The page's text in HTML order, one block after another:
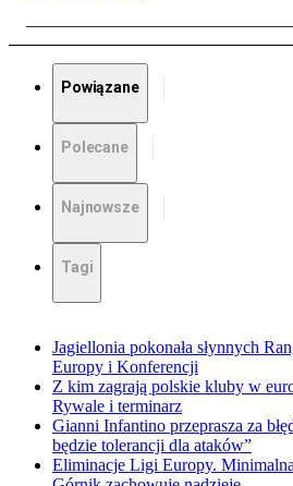
Powiązane
Polecane
Najnowsze
Tagi
Jagiellonia pokonała słynnych
Europy i Konferencji
Z kim zagrają polskie kluby w
Rywale i terminarz
Gianni Infantino przeprasza za
będzie tolerancji dla ataków”
Eliminacje Ligi Europy.